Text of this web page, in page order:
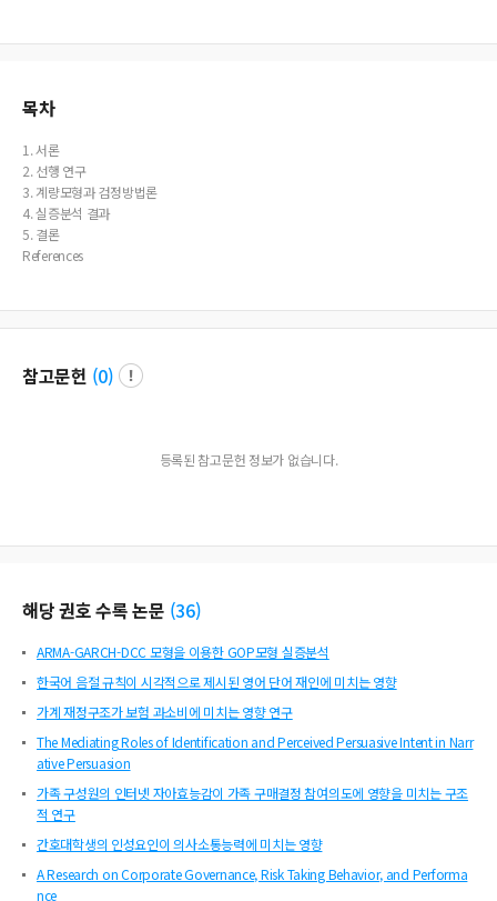
목차
1. 서론
2. 선행 연구
3. 계량모형과 검정방법론
4. 실증분석 결과
5. 결론
References
참고문헌 (0)
등록된 참고문헌 정보가 없습니다.
해당 권호 수록 논문 (36)
ARMA-GARCH-DCC 모형을 이용한 GOP모형 실증분석
한국어 음절 규칙이 시각적으로 제시된 영어 단어 재인에 미치는 영향
가계 재정구조가 보험 과소비에 미치는 영향 연구
The Mediating Roles of Identification and Perceived Persuasive Intent in Narr
ative Persuasion
가족 구성원의 인터넷 자아효능감이 가족 구매결정 참여의도에 영향을 미치는 구조
적 연구
간호대학생의 인성요인이 의사소통능력에 미치는 영향
A Research on Corporate Governance, Risk Taking Behavior, and Performa
nce